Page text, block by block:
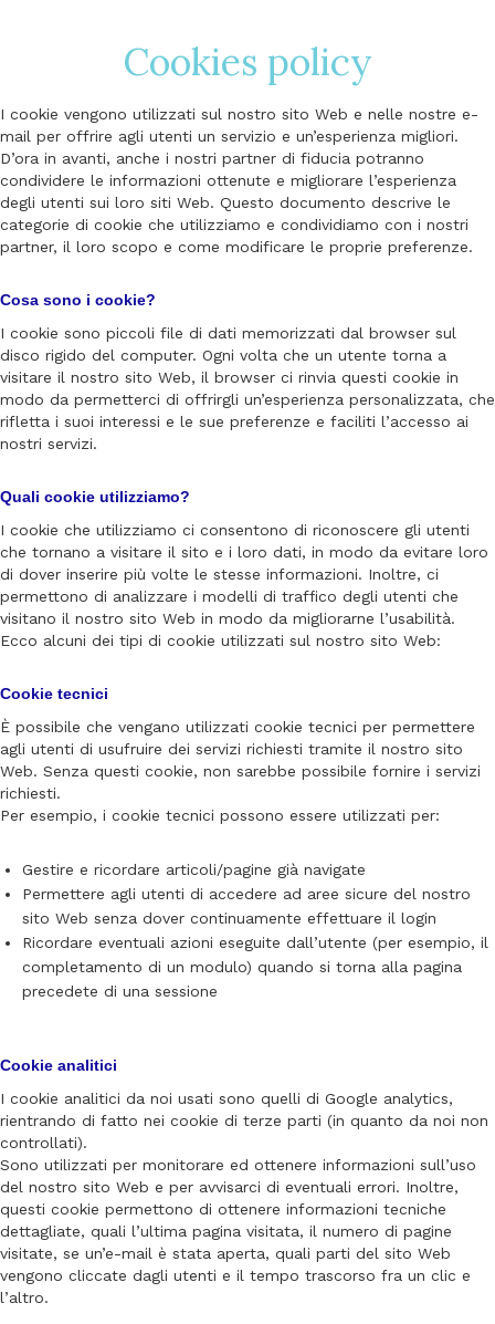
Cookies policy
I cookie vengono utilizzati sul nostro sito Web e nelle nostre e-
mail per offrire agli utenti un servizio e un’esperienza migliori.
D’ora in avanti, anche i nostri partner di fiducia potranno
condividere le informazioni ottenute e migliorare l’esperienza
degli utenti sui loro siti Web. Questo documento descrive le
categorie di cookie che utilizziamo e condividiamo con i nostri
partner, il loro scopo e come modificare le proprie preferenze.
Cosa sono i cookie?
I cookie sono piccoli file di dati memorizzati dal browser sul
disco rigido del computer. Ogni volta che un utente torna a
visitare il nostro sito Web, il browser ci rinvia questi cookie in
modo da permetterci di offrirgli un’esperienza personalizzata, che
rifletta i suoi interessi e le sue preferenze e faciliti l’accesso ai
nostri servizi.
Quali cookie utilizziamo?
I cookie che utilizziamo ci consentono di riconoscere gli utenti
che tornano a visitare il sito e i loro dati, in modo da evitare loro
di dover inserire più volte le stesse informazioni. Inoltre, ci
permettono di analizzare i modelli di traffico degli utenti che
visitano il nostro sito Web in modo da migliorarne l’usabilità.
Ecco alcuni dei tipi di cookie utilizzati sul nostro sito Web:
Cookie tecnici
È possibile che vengano utilizzati cookie tecnici per permettere
agli utenti di usufruire dei servizi richiesti tramite il nostro sito
Web. Senza questi cookie, non sarebbe possibile fornire i servizi
richiesti.
Per esempio, i cookie tecnici possono essere utilizzati per:
Gestire e ricordare articoli/pagine già navigate
Permettere agli utenti di accedere ad aree sicure del nostro
sito Web senza dover continuamente effettuare il login
Ricordare eventuali azioni eseguite dall’utente (per esempio, il
completamento di un modulo) quando si torna alla pagina
precedete di una sessione
Cookie analitici
I cookie analitici da noi usati sono quelli di Google analytics,
rientrando di fatto nei cookie di terze parti (in quanto da noi non
controllati).
Sono utilizzati per monitorare ed ottenere informazioni sull’uso
del nostro sito Web e per avvisarci di eventuali errori. Inoltre,
questi cookie permettono di ottenere informazioni tecniche
dettagliate, quali l’ultima pagina visitata, il numero di pagine
visitate, se un’e-mail è stata aperta, quali parti del sito Web
vengono cliccate dagli utenti e il tempo trascorso fra un clic e
l’altro.